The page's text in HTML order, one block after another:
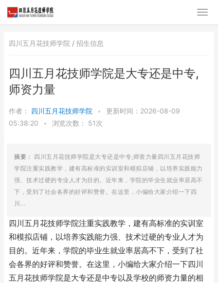
四川五月花技师学院 / 招生信息
四川五月花技师学院是大专还是中专,
师资力量
作者： 四川五月花技师学院 •
更新时间：2026-08-09
05:38:20
• 浏览次数： 51次
摘要： 四川五月花技师学院是大专还是中专,师资力量四川五月花技师
学院注重实践教学，建有高标准的实训室和模拟店铺，以培养实践能力
强、技术过硬的专业人才为目的。近年来，学院的毕业生就业率居高不
下，受到了社会各界的好评和赞誉。在这里，小编给大家介绍一下四
川...
四川五月花技师学院注重实践教学，建有高标准的实训室
和模拟店铺，以培养实践能力强、技术过硬的专业人才为
目的。近年来，学院的毕业生就业率居高不下，受到了社
会各界的好评和赞誉。在这里，小编给大家介绍一下四川
五月花技师学院是大专还是中专以及学校的师资力量的相